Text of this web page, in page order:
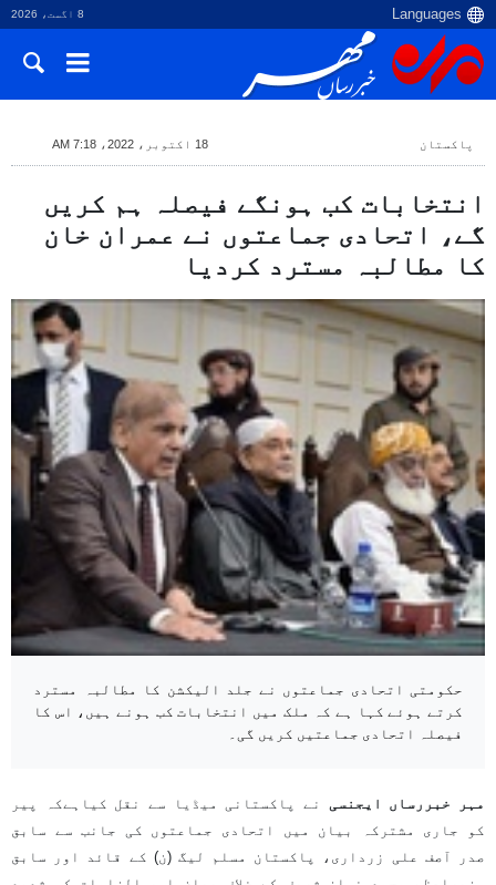
8 اگست، 2026
پاکستان 18 اکتوبر، 2022، 7:18 AM
انتخابات کب ہونگے فیصلہ ہم کریں
گے، اتحادی جماعتوں نے عمران خان
کا مطالبہ مسترد کردیا
حکومتی اتحادی جماعتوں نے جلد الیکشن کا مطالبہ مسترد
کرتے ہوئے کہا ہے کہ ملک میں انتخابات کب ہونے ہیں، اس کا
فیصلہ اتحادی جماعتیں کریں گی۔
مہر خبررساں ایجنسی
نے پاکستانی میڈیا سے نقل کیاہےکہ پیر
کو جاری مشترکہ بیان میں اتحادی جماعتوں کی جانب سے سابق
صدر آصف علی زرداری، پاکستان مسلم لیگ (ن) کے قائد اور سابق